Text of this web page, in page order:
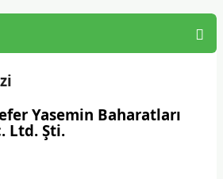
Yasemin Baharatları
Ltd. Şti.